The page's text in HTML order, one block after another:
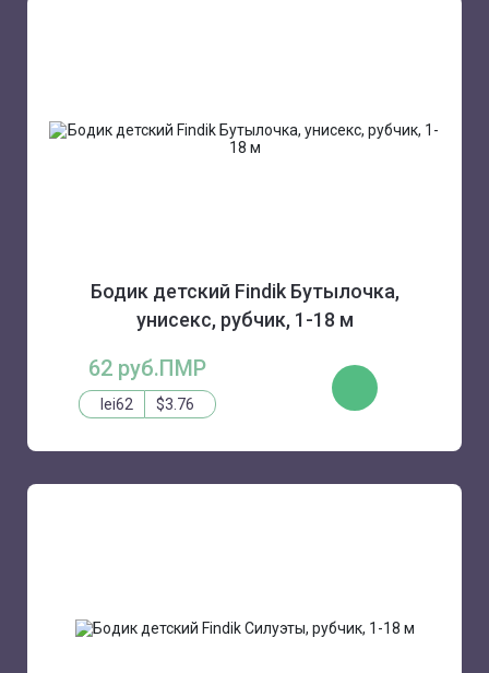
Бодик детский Findik Бутылочка,
унисекс, рубчик, 1-18 м
62 руб.ПМР
lei62 $3.76
КУПИТЬ